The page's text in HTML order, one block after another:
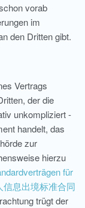
vorab
im
den Dritten gibt.
Vertrags
der die
unkompliziert -
handelt, das
zur
hierzu
für
信息出境标准合同
trügt der